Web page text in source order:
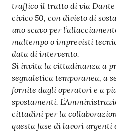
traffico il tratto di via Dante
civico 50, con divieto di
uno scavo per
maltempo o imprevisti
data di intervento.
Si invita la cittadinanza a
segnaletica temporanea, a
fornite dagli operatori e a
spostamenti.
cittadini per la
questa fase di lavori urgenti